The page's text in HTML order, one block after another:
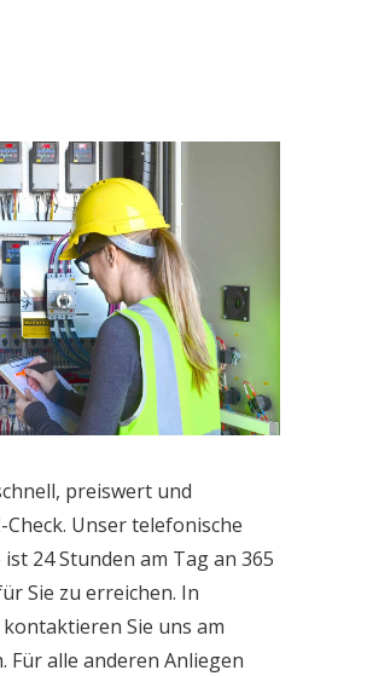
preiswert und
am Tag an 365
Sie zu erreichen. In
anderen Anliegen